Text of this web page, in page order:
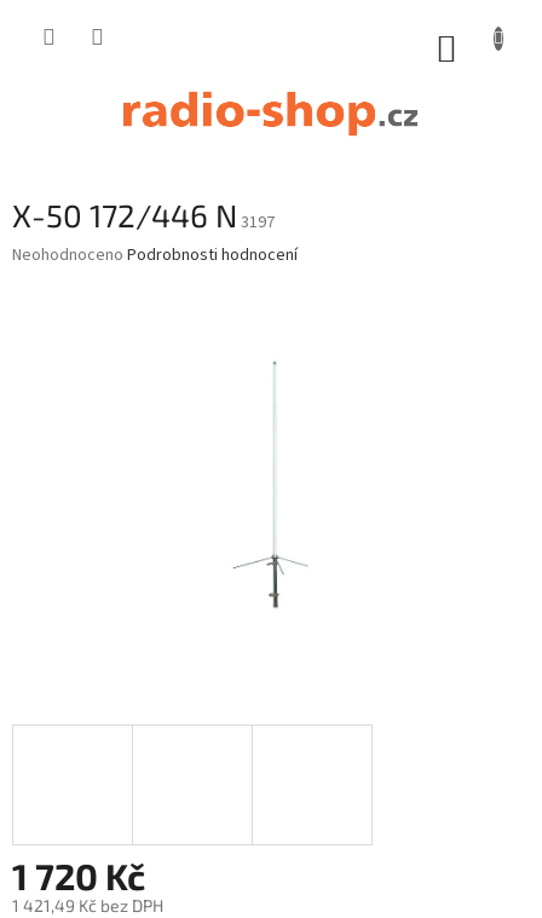
X-50 172/446 N 3197
Průměrné
Neohodnoceno Podrobnosti hodnocení
1 720 Kč
1 421,49 Kč bez DPH